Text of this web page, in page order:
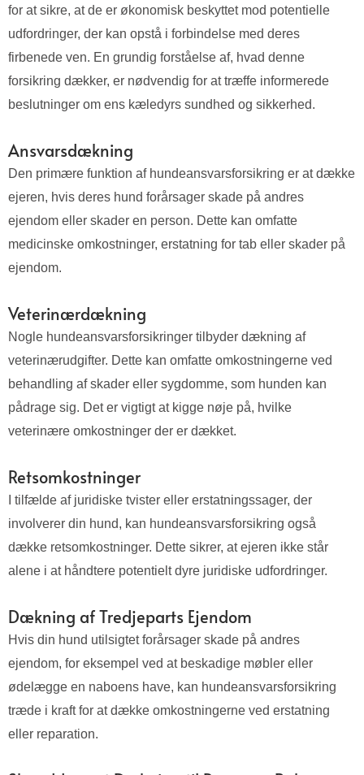
for at sikre, at de er økonomisk beskyttet mod potentielle
udfordringer, der kan opstå i forbindelse med deres
firbenede ven. En grundig forståelse af, hvad denne
forsikring dækker, er nødvendig for at træffe informerede
beslutninger om ens kæledyrs sundhed og sikkerhed.
Ansvarsdækning
Den primære funktion af hundeansvarsforsikring er at dække
ejeren, hvis deres hund forårsager skade på andres
ejendom eller skader en person. Dette kan omfatte
medicinske omkostninger, erstatning for tab eller skader på
ejendom.
Veterinærdækning
Nogle hundeansvarsforsikringer tilbyder dækning af
veterinærudgifter. Dette kan omfatte omkostningerne ved
behandling af skader eller sygdomme, som hunden kan
pådrage sig. Det er vigtigt at kigge nøje på, hvilke
veterinære omkostninger der er dækket.
Retsomkostninger
I tilfælde af juridiske tvister eller erstatningssager, der
involverer din hund, kan hundeansvarsforsikring også
dække retsomkostninger. Dette sikrer, at ejeren ikke står
alene i at håndtere potentielt dyre juridiske udfordringer.
Dækning af Tredjeparts Ejendom
Hvis din hund utilsigtet forårsager skade på andres
ejendom, for eksempel ved at beskadige møbler eller
ødelægge en naboens have, kan hundeansvarsforsikring
træde i kraft for at dække omkostningerne ved erstatning
eller reparation.